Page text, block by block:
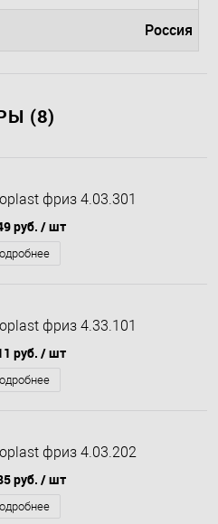
Россия
(8)
фриз 4.03.301
руб. / шт
фриз 4.33.101
руб. / шт
фриз 4.03.202
руб. / шт